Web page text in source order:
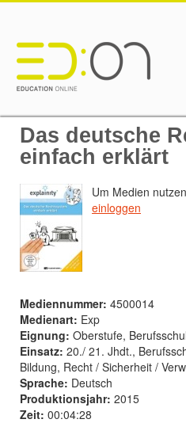
Das deutsche
einfach erklärt
Um Medien
einloggen
Mediennummer: 4500014
Medienart: Exp
Eignung: Oberstufe,
Einsatz: 20./ 21. Jhdt.,
Bildung, Recht / Sicherheit /
Sprache: Deutsch
Produktionsjahr: 2015
Zeit: 00:04:28